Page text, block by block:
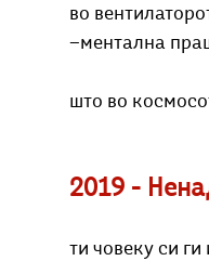
во
—ментална
што во
2019 -
ти човеку си